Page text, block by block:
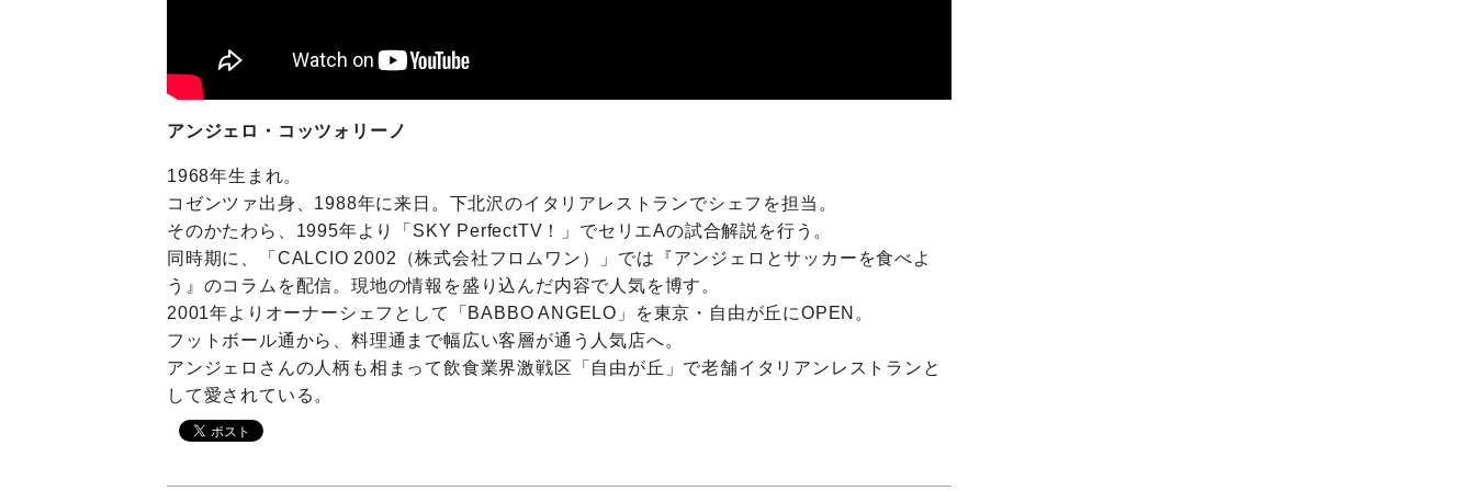
アンジェロ・コッツォリーノ
1968年生まれ。
コゼンツァ出身、1988年に来日。下北沢のイタリアレストランでシェフを担当。
そのかたわら、1995年より「SKY PerfectTV！」でセリエAの試合解説を行う。
同時期に、「CALCIO 2002（株式会社フロムワン）」では『アンジェロとサッカーを食べよ
う』のコラムを配信。現地の情報を盛り込んだ内容で人気を博す。
2001年よりオーナーシェフとして「BABBO ANGELO」を東京・自由が丘にOPEN。
フットボール通から、料理通まで幅広い客層が通う人気店へ。
アンジェロさんの人柄も相まって飲食業界激戦区「自由が丘」で老舗イタリアンレストランと
して愛されている。